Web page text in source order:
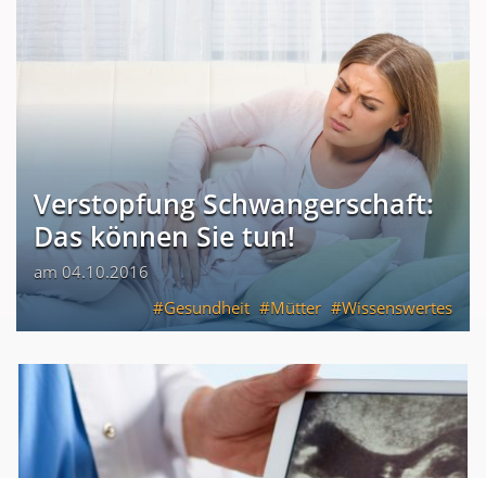
Verstopfung Schwangerschaft:
Das können Sie tun!
am 04.10.2016
Gesundheit
Mütter Wissenswertes